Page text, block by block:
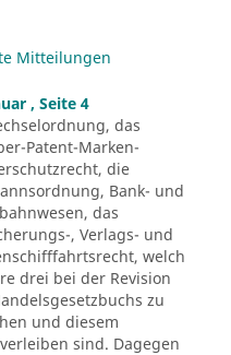
Mitteilungen
, Seite 4
das
Patent-Marken-
die
Bank- und
das
, Verlags- und
welch
drei bei der Revision
zu
und diesem
sind. Dagegen